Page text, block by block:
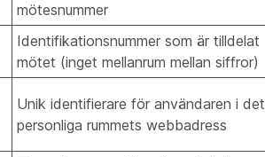
mötesnummer
Identifikationsnummer som är tilldelat
mötet (inget mellanrum mellan siffror)
Unik identifierare för användaren i det
personliga rummets webbadress